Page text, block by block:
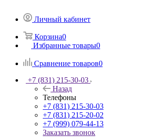
Личный кабинет
Корзина0
Избранные товары0
Сравнение товаров0
+7 (831) 215-30-03
Назад
Телефоны
+7 (831) 215-30-03
+7 (831) 215-20-02
+7 (999) 079-44-13
Заказать звонок